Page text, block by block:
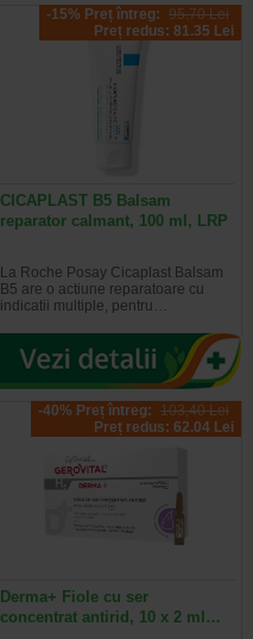
-15% Preț întreg: 95.70 Lei
Preț redus: 81.35 Lei
CICAPLAST B5 Balsam
reparator calmant, 100 ml, LRP
La Roche Posay Cicaplast Balsam
B5 are o actiune reparatoare cu
indicatii multiple, pentru…
-40% Preț întreg: 103,40 Lei
Preț redus: 62.04 Lei
Derma+ Fiole cu ser
concentrat antirid, 10 x 2 ml…